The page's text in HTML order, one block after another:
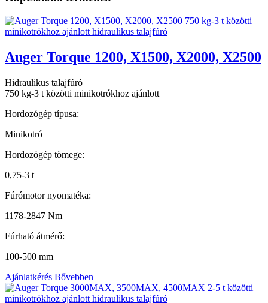
Auger Torque 1200, X1500, X2000, X2500
Hidraulikus talajfúró
750 kg-3 t közötti minikotrókhoz ajánlott
Hordozógép típusa:
Minikotró
Hordozógép tömege:
0,75-3 t
Fúrómotor nyomatéka:
1178-2847 Nm
Fúrható átmérő:
100-500 mm
Ajánlatkérés Bővebben